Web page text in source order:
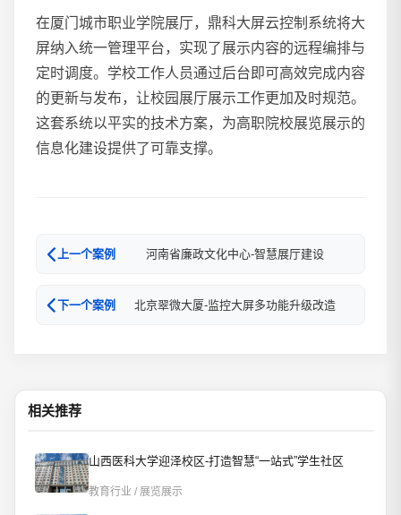
在厦门城市职业学院展厅，鼎科大屏云控制系统将大
屏纳入统一管理平台，实现了展示内容的远程编排与
定时调度。学校工作人员通过后台即可高效完成内容
的更新与发布，让校园展厅展示工作更加及时规范。
这套系统以平实的技术方案，为高职院校展览展示的
信息化建设提供了可靠支撑。
上一个案例 河南省廉政文化中心-智慧展厅建设
北京翠微大厦-监控大屏多功能升级改造
下一个案例
相关推荐
山西医科大学迎泽校区-打造智慧“一站式”学生社区
教育行业 / 展览展示